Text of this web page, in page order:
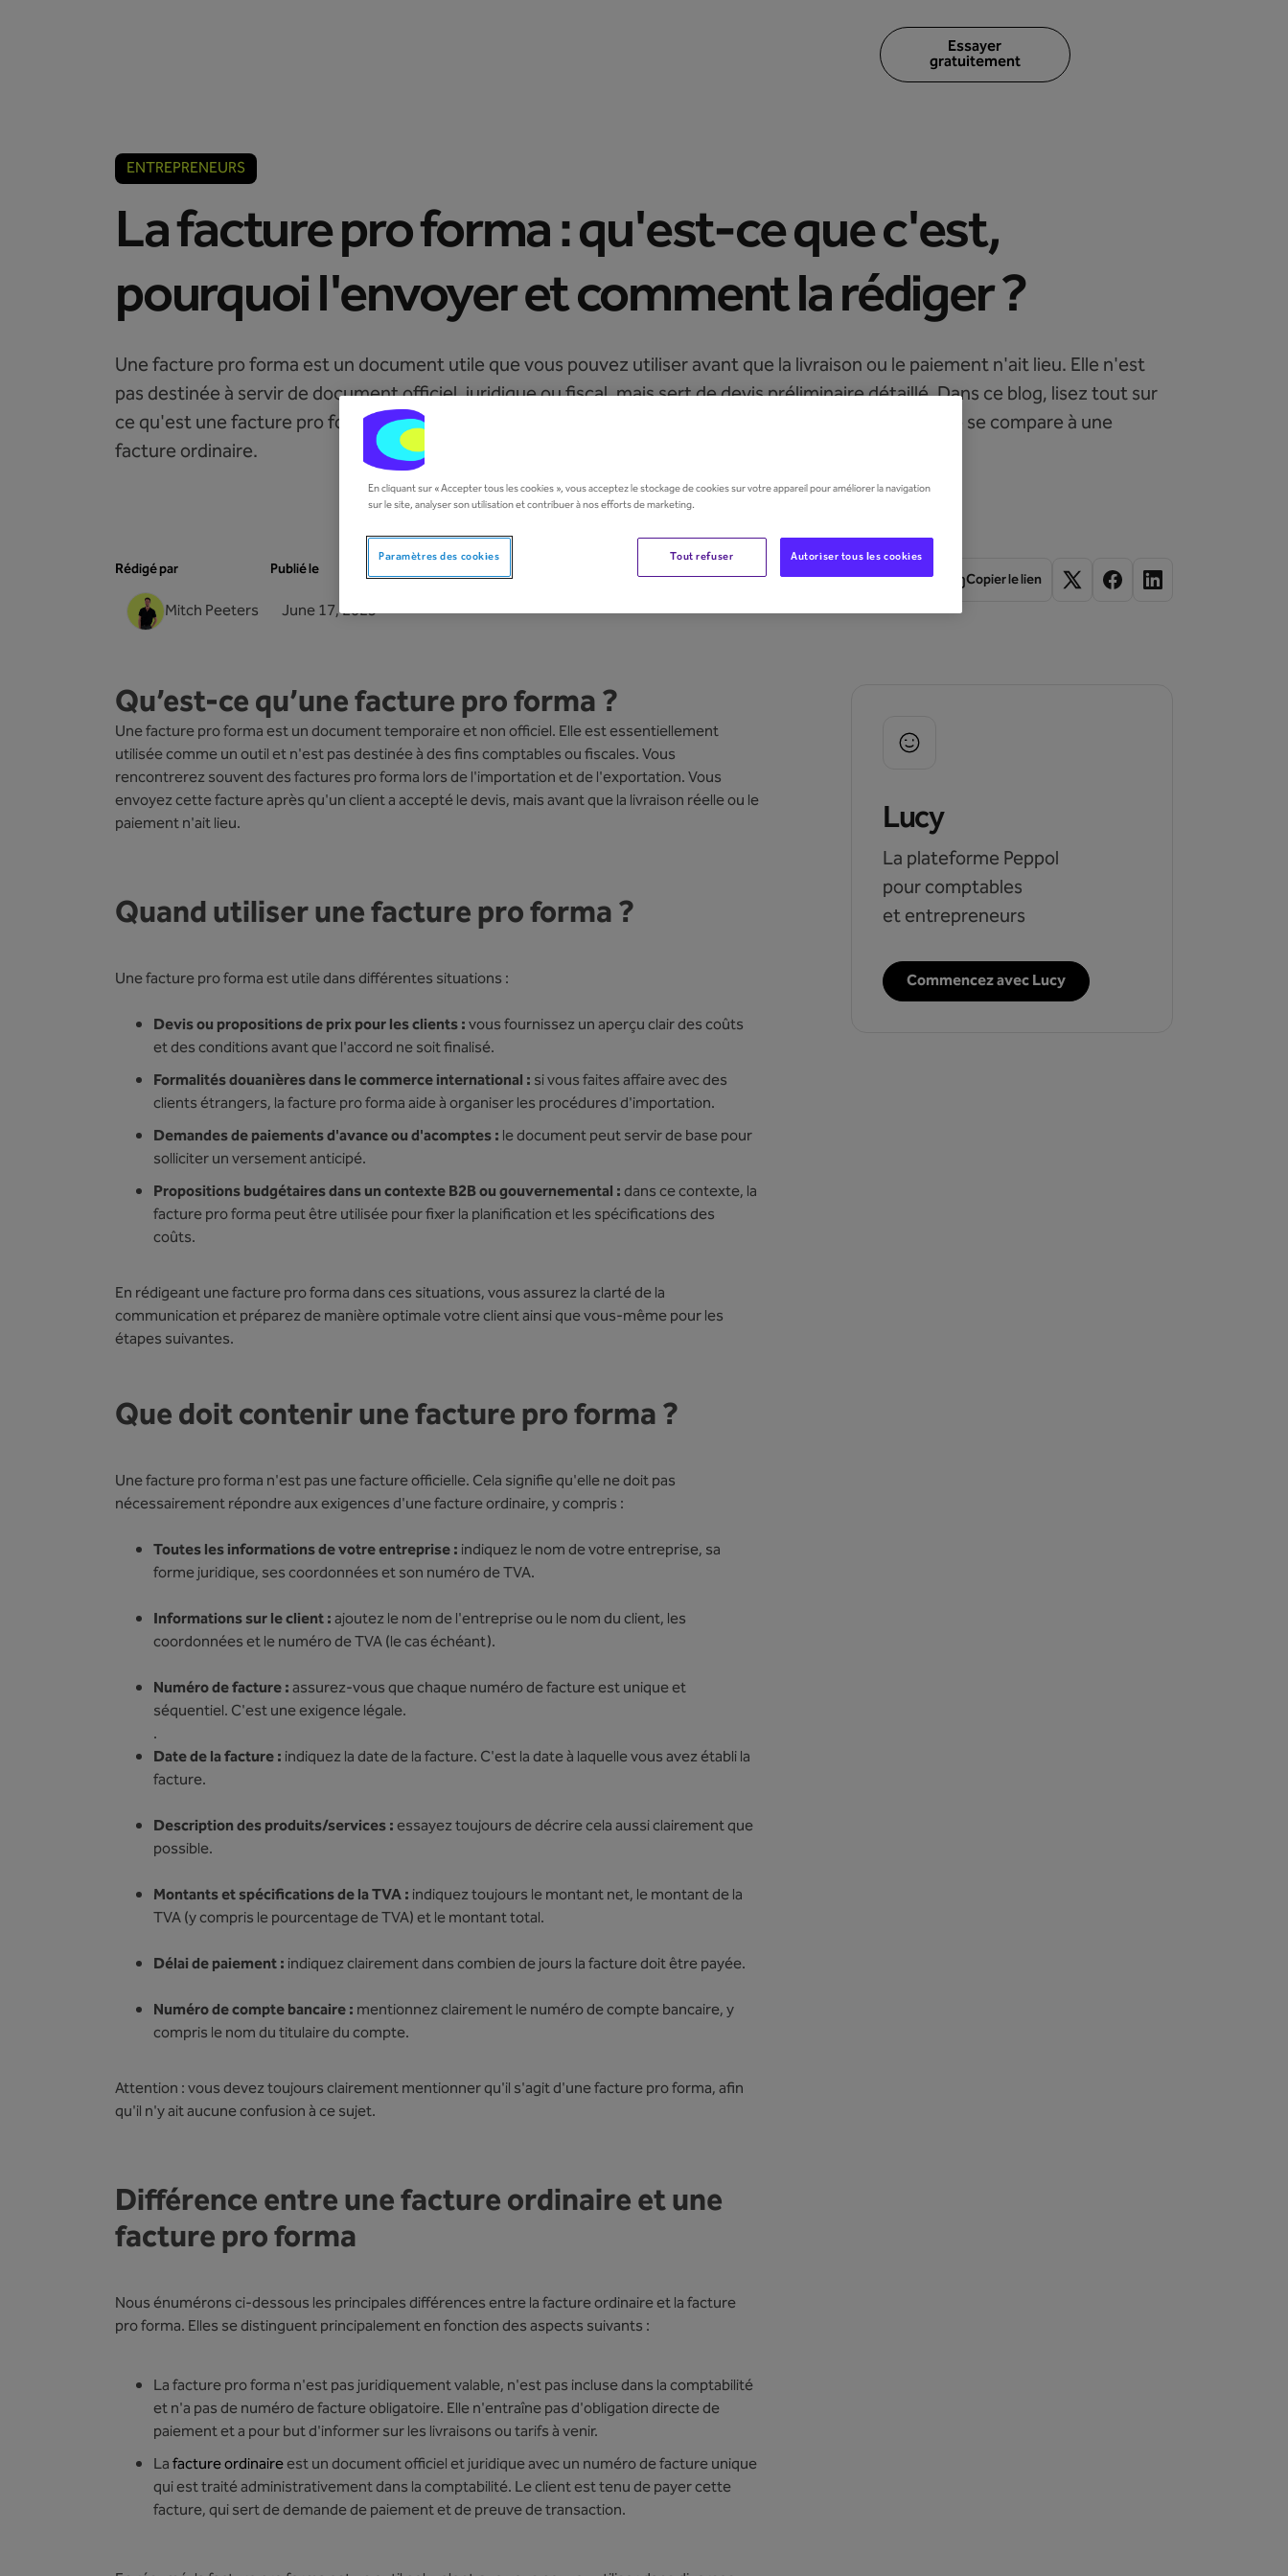
Essayer
gratuitement
ENTREPRENEURS
La facture pro forma : qu'est-ce que c'est,
pourquoi l'envoyer et comment la rédiger ?
Une facture pro forma est un document utile que vous pouvez utiliser avant que la livraison ou le paiement n'ait lieu. Elle n'est
pas destinée à servir de document officiel, juridique ou fiscal, mais sert de devis préliminaire détaillé. Dans ce blog, lisez tout sur
ce qu'est une facture pro forma, quand l'utiliser, quelles informations elle doit contenir et comment elle se compare à une
facture ordinaire.
Rédigé par
Mitch Peeters
Publié le
June 17, 2025
Copier le lien
Qu’est-ce qu’une facture pro forma ?
Une facture pro forma est un document temporaire et non officiel. Elle est essentiellement
utilisée comme un outil et n'est pas destinée à des fins comptables ou fiscales. Vous
rencontrerez souvent des factures pro forma lors de l'importation et de l'exportation. Vous
envoyez cette facture après qu'un client a accepté le devis, mais avant que la livraison réelle ou le
paiement n'ait lieu.
Quand utiliser une facture pro forma ?
Une facture pro forma est utile dans différentes situations :
Devis ou propositions de prix pour les clients :vous fournissez un aperçu clair des coûts
et des conditions avant que l'accord ne soit finalisé.
Formalités douanières dans le commerce international : si vous faites affaire avec des
clients étrangers, la facture pro forma aide à organiser les procédures d'importation.
Demandes de paiements d'avance ou d'acomptes : le document peut servir de base pour
solliciter un versement anticipé.
Propositions budgétaires dans un contexte B2B ou gouvernemental :dans ce contexte, la
facture pro forma peut être utilisée pour fixer la planification et les spécifications des
coûts.
En rédigeant une facture pro forma dans ces situations, vous assurez la clarté de la
communication et préparez de manière optimale votre client ainsi que vous-même pour les
étapes suivantes.
Que doit contenir une facture pro forma ?
Une facture pro forma n'est pas une facture officielle. Cela signifie qu'elle ne doit pas
nécessairement répondre aux exigences d'une facture ordinaire, y compris :
Toutes les informations de votre entreprise : indiquez le nom de votre entreprise, sa
forme juridique, ses coordonnées et son numéro de TVA.
Informations sur le client :ajoutez le nom de l'entreprise ou le nom du client, les
coordonnées et le numéro de TVA (le cas échéant).
Numéro de facture :assurez-vous que chaque numéro de facture est unique et
séquentiel. C'est une exigence légale.
.
Date de la facture : indiquez la date de la facture. C'est la date à laquelle vous avez établi la
facture.
Description des produits/services :essayez toujours de décrire cela aussi clairement que
possible.
Montants et spécifications de la TVA : indiquez toujours le montant net, le montant de la
TVA (y compris le pourcentage de TVA) et le montant total.
Délai de paiement : indiquez clairement dans combien de jours la facture doit être payée.
Numéro de compte bancaire : mentionnez clairement le numéro de compte bancaire, y
compris le nom du titulaire du compte.
Attention : vous devez toujours clairement mentionner qu'il s'agit d'une facture pro forma, afin
qu'il n'y ait aucune confusion à ce sujet.
Différence entre une facture ordinaire et une
facture pro forma
Nous énumérons ci-dessous les principales différences entre la facture ordinaire et la facture
pro forma. Elles se distinguent principalement en fonction des aspects suivants :
La facture pro forma n'est pas juridiquement valable, n'est pas incluse dans la comptabilité
et n'a pas de numéro de facture obligatoire. Elle n'entraîne pas d'obligation directe de
paiement et a pour but d'informer sur les livraisons ou tarifs à venir.
Lafacture ordinaireest un document officiel et juridique avec un numéro de facture unique
qui est traité administrativement dans la comptabilité. Le client est tenu de payer cette
facture, qui sert de demande de paiement et de preuve de transaction.
Lucy
La plateforme Peppol
pour comptables
et entrepreneurs
Commencez avec Lucy
En cliquant sur « Accepter tous les cookies », vous acceptez le stockage de cookies sur votre appareil pour améliorer la navigation
sur le site, analyser son utilisation et contribuer à nos efforts de marketing.
Paramètres des cookies Tout refuser Autoriser tous les cookies